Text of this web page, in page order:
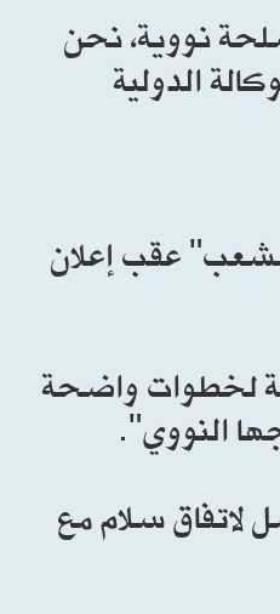
نووية، نحن
الدولية
للشعب" عقب إعلان
لخطوات واضحة
النووي".
لاتفاق سلام مع